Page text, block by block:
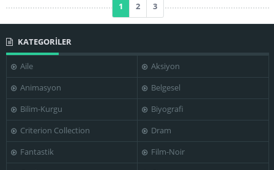
1 2 3
KATEGORİLER
Aile
Aksiyon
Animasyon
Belgesel
Bilim-Kurgu
Biyografi
Criterion Collection
Dram
Fantastik
Film-Noir